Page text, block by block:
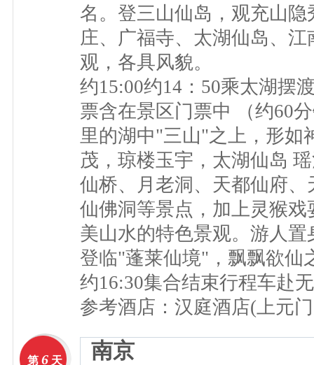
名。登三山仙岛，观充山
庄、广福寺、太湖仙岛、
观，各具风貌。
约15:00约14：50乘太湖摆
票含在景区门票中 （约60
里的湖中"三山"之上，形如
茂，琼楼玉宇，太湖仙岛
仙桥、月老洞、天都仙府
仙佛洞等景点，加上灵猴
美山水的特色景观。游人
登临"蓬莱仙境"，飘飘欲仙
约16:30集合结束行程车赴
参考酒店：汉庭酒店(上元
第 6 天 南京